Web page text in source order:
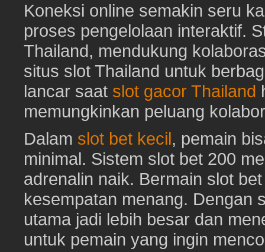
Koneksi online semakin seru
proses pengelolaan interaktif.
Thailand, mendukung
situs slot Thailand untuk
lancar saat slot gacor Thailand
memungkinkan peluang
Dalam slot bet kecil, pemain
minimal. Sistem slot bet 200
adrenalin naik. Bermain slot
kesempatan menang. Dengan
utama jadi lebih besar dan
untuk pemain yang ingin